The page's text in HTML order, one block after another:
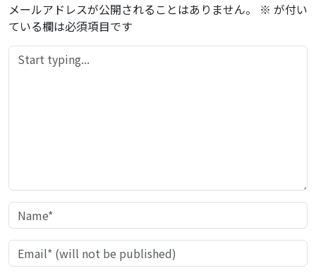
メールアドレスが公開されることはありません。 ※ が付い
ている欄は必須項目です